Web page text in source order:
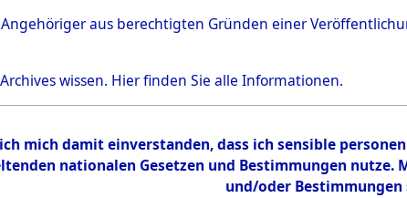
Übergeordnetes
Inhalt
Zur Übersicht
Angehöriger aus berechtigten Gründen einer
wissen. Hierfinden Sie alle Informationen.
mich damit einverstanden, dass ich sensible
nationalen Gesetzen und Bestimmungen nutze.
und/oder